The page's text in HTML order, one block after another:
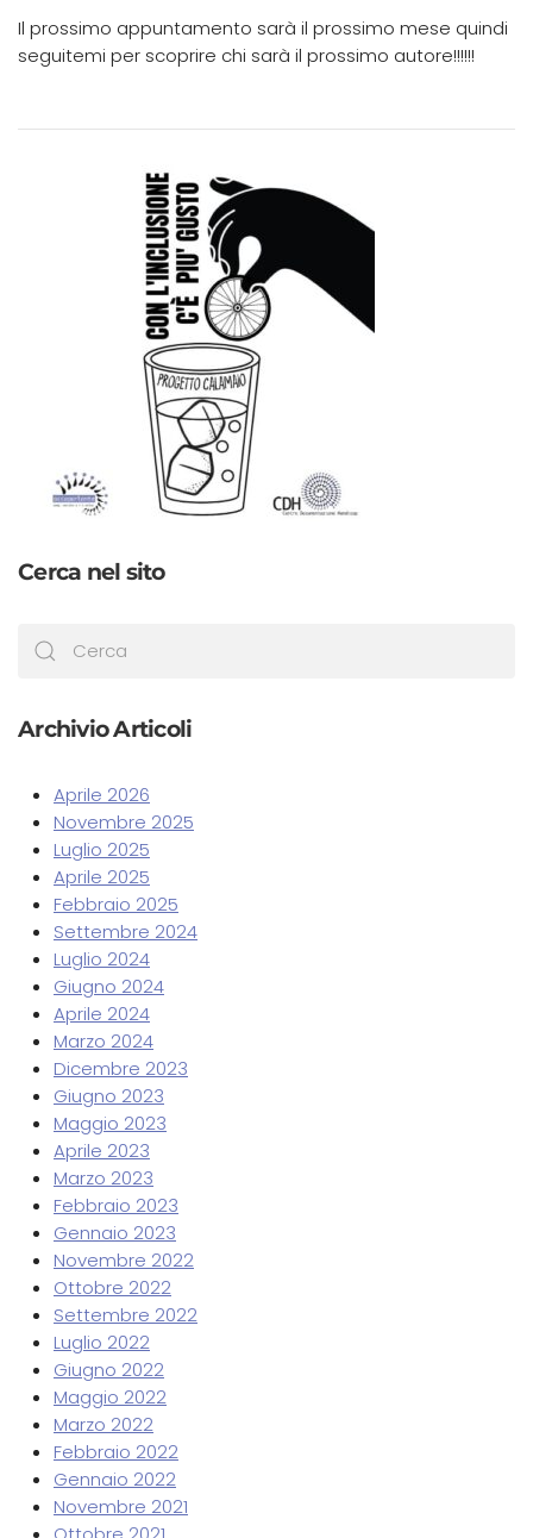
Il prossimo appuntamento sarà il prossimo mese quindi
seguitemi per scoprire chi sarà il prossimo autore!!!!!!
Cerca nel sito
Archivio Articoli
Aprile 2026
Novembre 2025
Luglio 2025
Aprile 2025
Febbraio 2025
Settembre 2024
Luglio 2024
Giugno 2024
Aprile 2024
Marzo 2024
Dicembre 2023
Giugno 2023
Maggio 2023
Aprile 2023
Marzo 2023
Febbraio 2023
Gennaio 2023
Novembre 2022
Ottobre 2022
Settembre 2022
Luglio 2022
Giugno 2022
Maggio 2022
Marzo 2022
Febbraio 2022
Gennaio 2022
Novembre 2021